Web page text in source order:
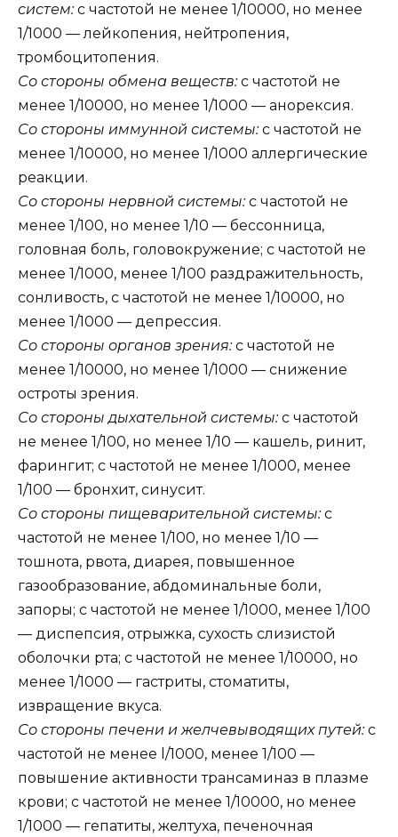
систем:с частотой не менее 1/10000, но менее
1/1000 — лейкопения, нейтропения,
тромбоцитопения.
Со стороны обмена веществ:с частотой не
менее 1/10000, но менее 1/1000 — анорексия.
Со стороны иммунной системы:с частотой не
менее 1/10000, но менее 1/1000 аллергические
реакции.
Со стороны нервной системы:с частотой не
менее 1/100, но менее 1/10 — бессонница,
головная боль, головокружение; с частотой не
менее 1/1000, менее 1/100 раздражительность,
сонливость, с частотой не менее 1/10000, но
менее 1/1000 — депрессия.
Со стороны органов зрения:с частотой не
менее 1/10000, но менее 1/1000 — снижение
остроты зрения.
Со стороны дыхательной системы:с частотой
не менее 1/100, но менее 1/10 — кашель, ринит,
фарингит; с частотой не менее 1/1000, менее
1/100 — бронхит, синусит.
Со стороны пищеварительной системы:с
частотой не менее 1/100, но менее 1/10 —
тошнота, рвота, диарея, повышенное
газообразование, абдоминальные боли,
запоры; с частотой не менее 1/1000, менее 1/100
— диспепсия, отрыжка, сухость слизистой
оболочки рта; с частотой не менее 1/10000, но
менее 1/1000 — гастриты, стоматиты,
извращение вкуса.
Со стороны печени и желчевыводящих путей:с
частотой не менее l/1000, менее 1/100 —
повышение активности трансаминаз в плазме
крови; с частотой не менее 1/10000, но менее
1/1000 — гепатиты, желтуха, печеночная